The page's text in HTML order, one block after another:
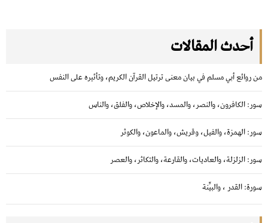
م
ا
ل
ا
ت
أحدث المقالات
من روائع أبي مسلم في بيان معنى ترتيل القرآن الكريم، وتأثيره على النفس
سور: الكافرون، والنصر، والمسد، والإخلاص، والفلق، والناس
سور: الهمزة، والفيل، وقريش، والماعون، والكوثر
سور: الزلزلة، والعاديات، والقارعة، والتكاثر، والعصر
سورة: القدر ، والبيِّنة